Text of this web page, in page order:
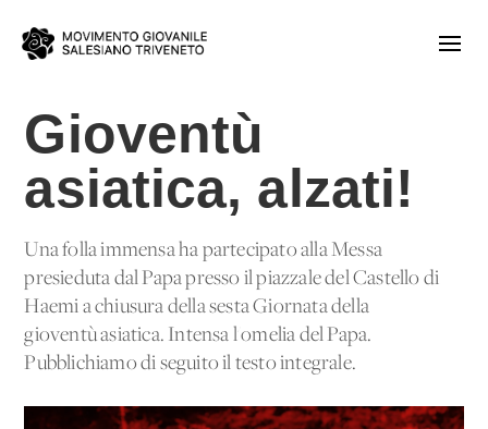
Gioventù
asiatica, alzati!
Una folla immensa ha partecipato alla Messa
presieduta dal Papa presso il piazzale del Castello di
Haemi a chiusura della sesta Giornata della
gioventù asiatica. Intensa l'omelia del Papa.
Pubblichiamo di seguito il testo integrale.